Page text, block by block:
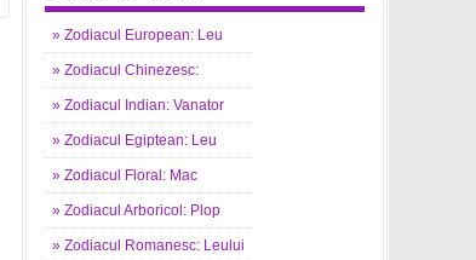
» Zodiacul European: Leu
» Zodiacul Chinezesc:
» Zodiacul Indian: Vanator
» Zodiacul Egiptean: Leu
» Zodiacul Floral: Mac
» Zodiacul Arboricol: Plop
» Zodiacul Romanesc: Leului